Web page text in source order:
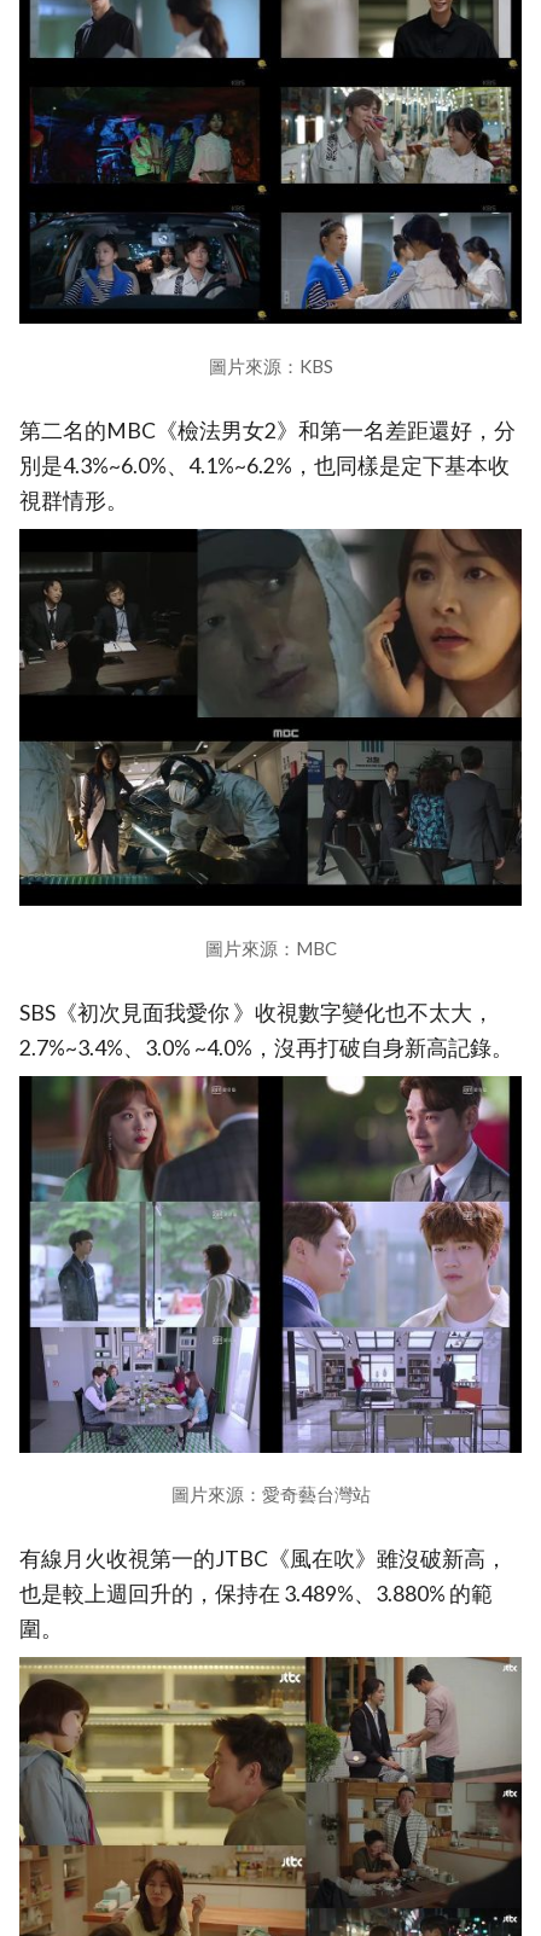
圖片來源：KBS
第二名的MBC《檢法男女2》和第一名差距還好，分
別是4.3%~6.0%、4.1%~6.2%，也同樣是定下基本收
視群情形。
圖片來源：MBC
SBS《初次見面我愛你 》收視數字變化也不太大，
2.7%~3.4%、3.0% ~4.0%，沒再打破自身新高記錄。
圖片來源：愛奇藝台灣站
有線月火收視第一的JTBC《風在吹》雖沒破新高，
也是較上週回升的，保持在 3.489%、3.880% 的範
圍。